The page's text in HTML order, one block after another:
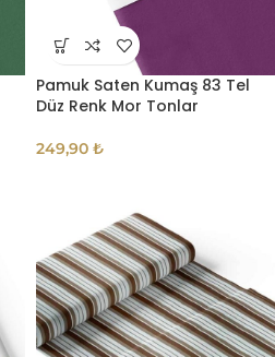
Pamuk Saten Kumaş 83 Tel
Düz Renk Mor Tonlar
249,90 ₺